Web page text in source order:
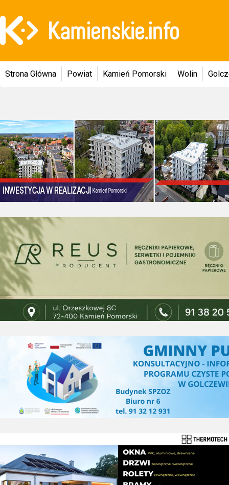
Strona Główna Powiat Kamień Pomorski Wolin